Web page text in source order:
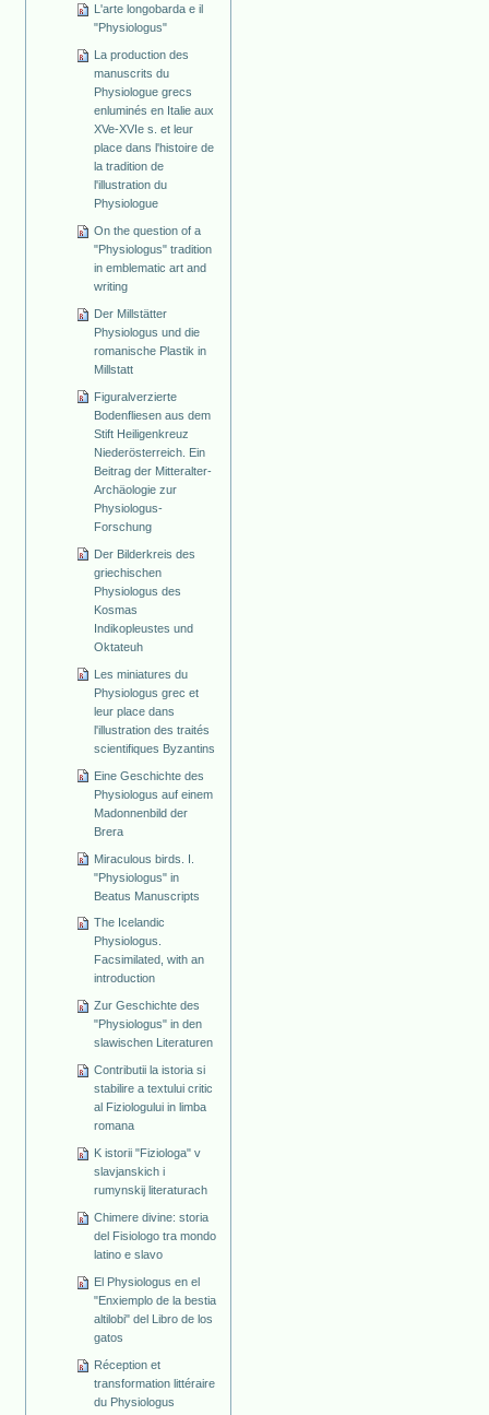
L'arte longobarda e il
"Physiologus"
La production des
manuscrits du
Physiologue grecs
enluminés en Italie aux
XVe-XVIe s. et leur
place dans l'histoire de
la tradition de
l'illustration du
Physiologue
On the question of a
"Physiologus" tradition
in emblematic art and
writing
Der Millstätter
Physiologus und die
romanische Plastik in
Millstatt
Figuralverzierte
Bodenfliesen aus dem
Stift Heiligenkreuz
Niederösterreich. Ein
Beitrag der Mitteralter-
Archäologie zur
Physiologus-
Forschung
Der Bilderkreis des
griechischen
Physiologus des
Kosmas
Indikopleustes und
Oktateuh
Les miniatures du
Physiologus grec et
leur place dans
l'illustration des traités
scientifiques Byzantins
Eine Geschichte des
Physiologus auf einem
Madonnenbild der
Brera
Miraculous birds. I.
"Physiologus" in
Beatus Manuscripts
The Icelandic
Physiologus.
Facsimilated, with an
introduction
Zur Geschichte des
"Physiologus" in den
slawischen Literaturen
Contributii la istoria si
stabilire a textului critic
al Fiziologului in limba
romana
K istorii "Fiziologa" v
slavjanskich i
rumynskij literaturach
Chimere divine: storia
del Fisiologo tra mondo
latino e slavo
El Physiologus en el
"Enxiemplo de la bestia
altilobi" del Libro de los
gatos
Réception et
transformation littéraire
du Physiologus